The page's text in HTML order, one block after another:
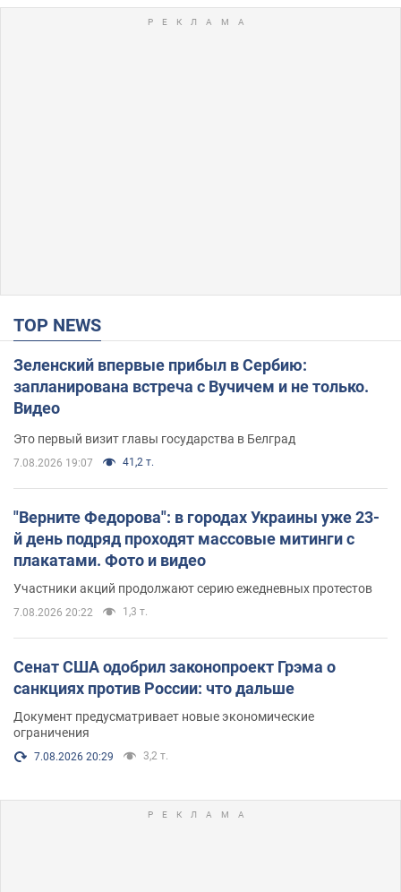
TOP NEWS
Зеленский впервые прибыл в Сербию:
запланирована встреча с Вучичем и не только.
Видео
Это первый визит главы государства в Белград
7.08.2026 19:07 41,2 т.
"Верните Федорова": в городах Украины уже 23-
й день подряд проходят массовые митинги с
плакатами. Фото и видео
Участники акций продолжают серию ежедневных протестов
7.08.2026 20:22 1,3 т.
Сенат США одобрил законопроект Грэма о
санкциях против России: что дальше
Документ предусматривает новые экономические
ограничения
7.08.2026 20:29 3,2 т.